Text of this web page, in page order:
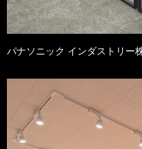
パナソニック インダストリー